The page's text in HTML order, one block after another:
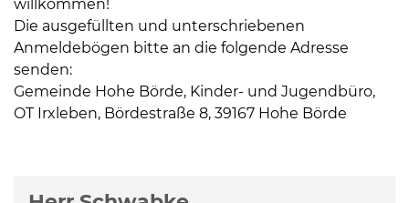
willkommen!
Die ausgefüllten und unterschriebenen
Anmeldebögen bitte an die folgende Adresse
senden:
Gemeinde Hohe Börde, Kinder- und Jugendbüro,
OT Irxleben, Bördestraße 8, 39167 Hohe Börde
Weitere Informationen